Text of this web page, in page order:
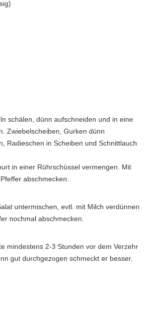
schälen, dünn aufschneiden und in eine
Zwiebelscheiben, Gurken dünn
Radieschen in Scheiben und Schnittlauch
in einer Rührschüssel vermengen. Mit
abschmecken.
untermischen, evtl. mit Milch verdünnen
nochmal abschmecken.
mindestens 2-3 Stunden vor dem Verzehr
gut durchgezogen schmeckt er besser.